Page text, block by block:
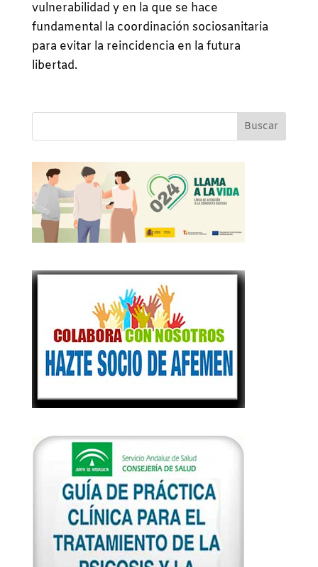
vulnerabilidad y en la que se hace
fundamental la coordinación sociosanitaria
para evitar la reincidencia en la futura
libertad.